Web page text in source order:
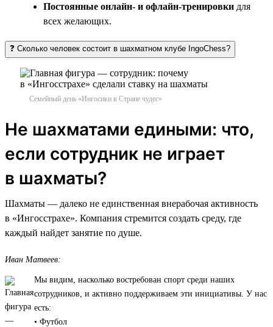
Постоянные онлайн- и офлайн-тренировки для
всех желающих.
❓ Сколько человек состоит в шахматном клубе IngoChess?
Семейный день «Ингосики в Стране чудес»
Не шахматами едиными: что,
если сотрудник не играет
в шахматы?
Шахматы — далеко не единственная внерабочая активность
в «Ингосстрахе». Компания стремится создать среду, где
каждый найдет занятие по душе.
Иван Матвеев:
Мы видим, насколько востребован спорт среди наших
сотрудников, и активно поддерживаем эти инициативы. У нас
есть:
• Футбол